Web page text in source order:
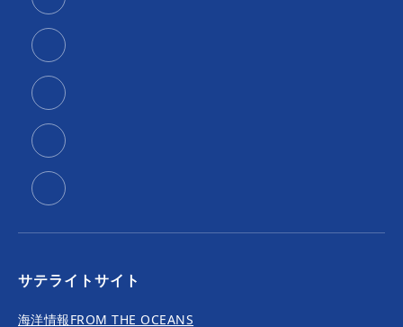
サテライトサイト
海洋情報FROM THE OCEANS